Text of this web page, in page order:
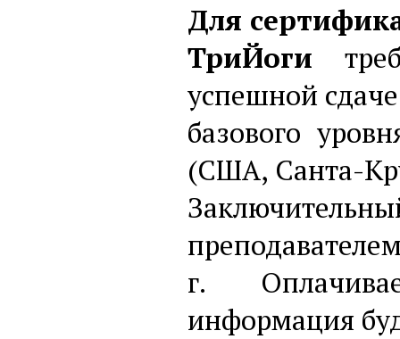
Для
ТриЙоги
успешной
базового
(США, Санта-
г.
информация